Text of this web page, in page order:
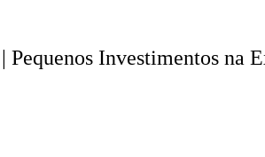
Pequenos Investimentos na